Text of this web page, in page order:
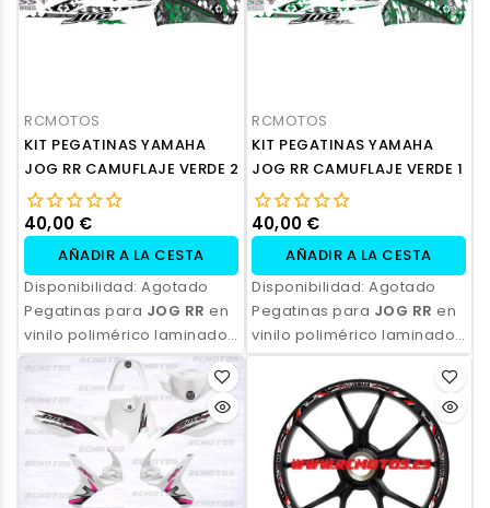
RCMOTOS
KIT PEGATINAS YAMAHA
JOG RR CAMUFLAJE VERDE 2
40,00 €
AÑADIR A LA CESTA
Disponibilidad: Agotado
Pegatinas para JOG RR en
vinilo polimérico laminado,
impresas con tinta
ecosolvente. Alta
resistencia, acabado
profesional y opción de
personalización.
RCMOTOS
KIT PEGATINAS YAMAHA
JOG RR CAMUFLAJE VERDE 1
40,00 €
AÑADIR A LA CESTA
Disponibilidad: Agotado
Pegatinas para JOG RR en
vinilo polimérico laminado,
impresas con tinta
ecosolvente. Alta
resistencia, acabado
profesional y opción de
personalización.